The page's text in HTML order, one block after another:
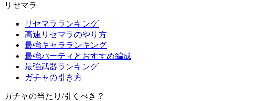
リセマラ
リセマラランキング
高速リセマラのやり方
最強キャラランキング
最強パーティとおすすめ編成
最強武器ランキング
ガチャの引き方
ガチャの当たり/引くべき？